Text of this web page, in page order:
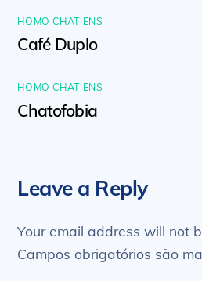
HOMO CHATIENS
Café Duplo
HOMO CHATIENS
Chatofobia
Leave a Reply
Your email address will not
Campos obrigatórios são